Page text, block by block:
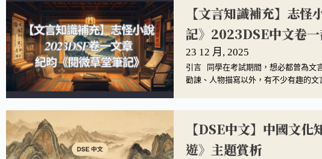
【文言知識補充】志
記》2023DSE中文卷一
23 12 月, 2025
引言 同學在考試期間，想必都曾為文
勸諫、人物描寫以外，有不少有趣的
【DSE中文】中國文
遊》主題賞析